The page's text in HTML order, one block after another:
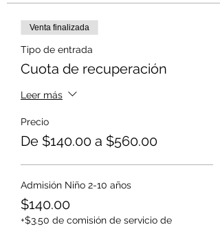
Venta finalizada
Tipo de entrada
Cuota de recuperación
Leer más
Precio
De $140.00 a $560.00
Admisión Niño 2-10 años
$140.00
+$3.50 de comisión de servicio de